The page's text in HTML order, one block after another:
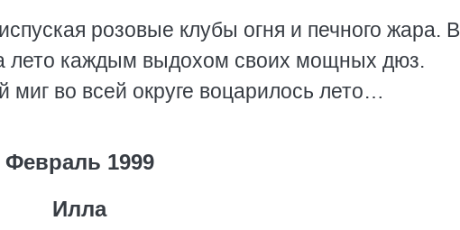
розовые клубы огня и печного жара. В
лето каждым выдохом своих мощных дюз.
миг во всей округе воцарилось лето…
Февраль 1999
Илла